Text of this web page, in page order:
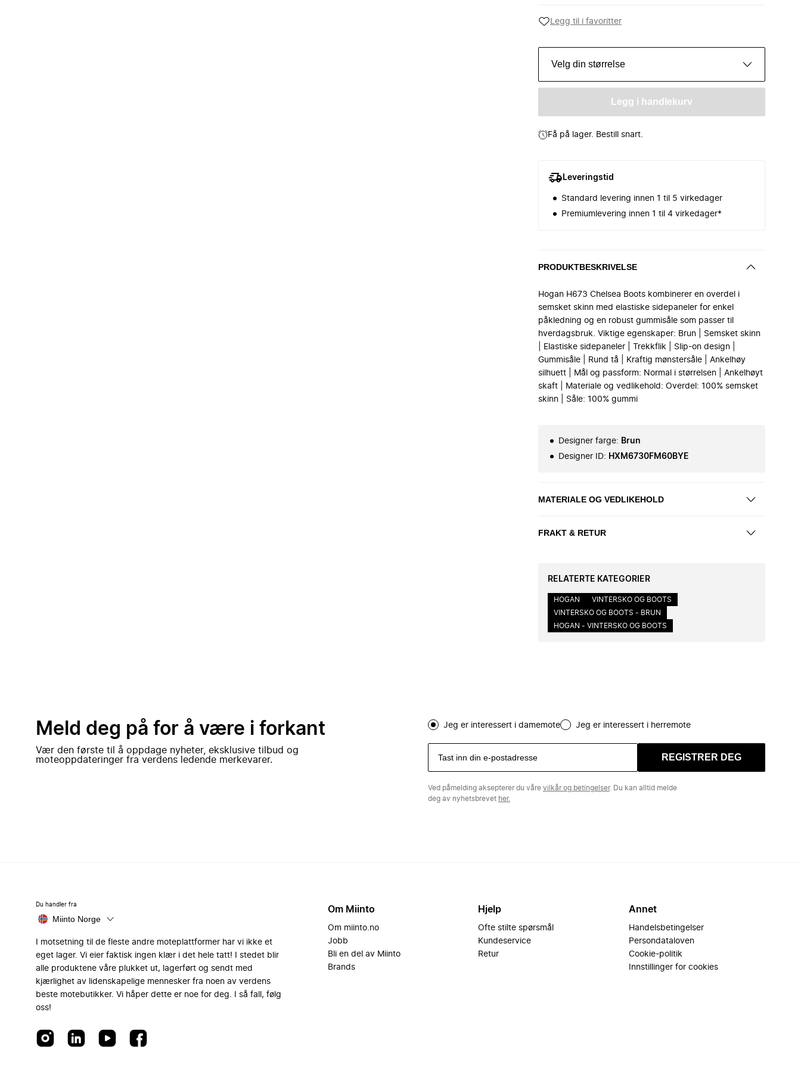
Legg til i favoritter
Velg din størrelse
Legg i handlekurv
Få på lager. Bestill snart.
Leveringstid
Standard levering innen 1 til 5 virkedager
Premiumlevering innen 1 til 4 virkedager*
PRODUKTBESKRIVELSE
Hogan H673 Chelsea Boots kombinerer en overdel i
semsket skinn med elastiske sidepaneler for enkel
påkledning og en robust gummisåle som passer til
hverdagsbruk. Viktige egenskaper: Brun | Semsket skinn
| Elastiske sidepaneler | Trekkflik | Slip-on design |
Gummisåle | Rund tå | Kraftig mønstersåle | Ankelhøy
silhuett | Mål og passform: Normal i størrelsen | Ankelhøyt
skaft | Materiale og vedlikehold: Overdel: 100% semsket
skinn | Såle: 100% gummi
Designer farge: Brun
Designer ID: HXM6730FM60BYE
MATERIALE OG VEDLIKEHOLD
FRAKT & RETUR
RELATERTE KATEGORIER
HOGAN
VINTERSKO OG BOOTS
VINTERSKO OG BOOTS - BRUN
HOGAN - VINTERSKO OG BOOTS
Meld deg på for å være i forkant
Vær den første til å oppdage nyheter, eksklusive tilbud og
moteoppdateringer fra verdens ledende merkevarer.
Jeg er interessert i damemote Jeg er interessert i herremote
REGISTRER DEG
Ved påmelding aksepterer du våre vilkår og betingelser. Du kan alltid melde
deg av nyhetsbrevet her.
Du handler fra
Miinto Norge
I motsetning til de fleste andre moteplattformer har vi ikke et
eget lager. Vi eier faktisk ingen klær i det hele tatt! I stedet blir
alle produktene våre plukket ut, lagerført og sendt med
kjærlighet av lidenskapelige mennesker fra noen av verdens
beste motebutikker. Vi håper dette er noe for deg. I så fall, følg
oss!
Om Miinto
Om miinto.no
Jobb
Bli en del av Miinto
Brands
Hjelp
Ofte stilte spørsmål
Kundeservice
Retur
Annet
Handelsbetingelser
Persondataloven
Cookie-politik
Innstillinger for cookies